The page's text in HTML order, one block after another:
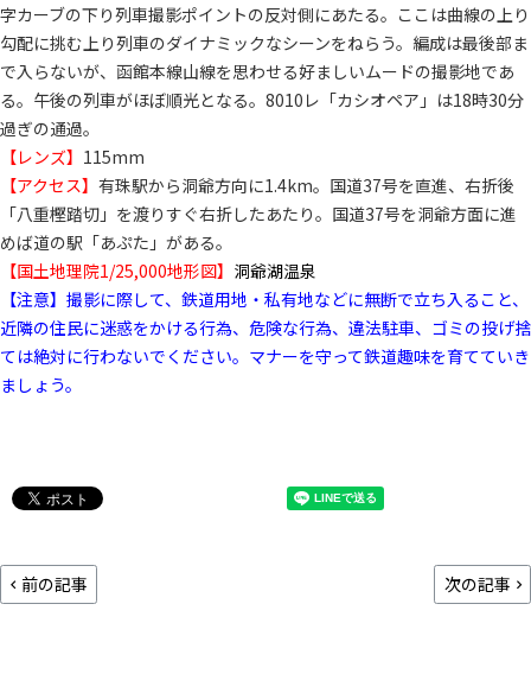
字カーブの下り列車撮影ポイントの反対側にあたる。ここは曲線の上り
勾配に挑む上り列車のダイナミックなシーンをねらう。編成は最後部ま
で入らないが、函館本線山線を思わせる好ましいムードの撮影地であ
る。午後の列車がほぼ順光となる。8010レ「カシオペア」は18時30分
過ぎの通過。
【レンズ】 115mm
【アクセス】 有珠駅から洞爺方向に1.4km。国道37号を直進、右折後
「八重樫踏切」を渡りすぐ右折したあたり。国道37号を洞爺方面に進
めば道の駅「あぷた」がある。
【国土地理院1/25,000地形図】 洞爺湖温泉
【注意】撮影に際して、鉄道用地・私有地などに無断で立ち入ること、
近隣の住民に迷惑をかける行為、危険な行為、違法駐車、ゴミの投げ捨
ては絶対に行わないでください。マナーを守って鉄道趣味を育てていき
ましょう。
前の記事 次の記事